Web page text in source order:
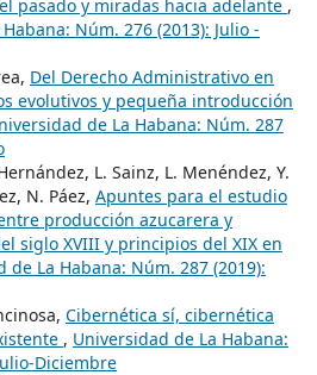
pasado y miradas hacia adelante ,
Núm. 276 (2013): Julio -
Del Derecho Administrativo en
evolutivos y pequeña introducción
de La Habana: Núm. 287
L. Sainz, L. Menéndez, Y.
N. Páez, Apuntes para el estudio
producción azucarera y
siglo XVIII y principios del XIX en
de La Habana: Núm. 287 (2019):
Cibernética sí, cibernética
, Universidad de La Habana:
Diciembre